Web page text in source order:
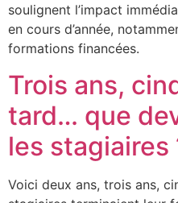
soulignent l’impact
en cours d’année,
formations financées.
Trois ans,
tard… que
les stagiaires
Voici deux ans, trois ans,